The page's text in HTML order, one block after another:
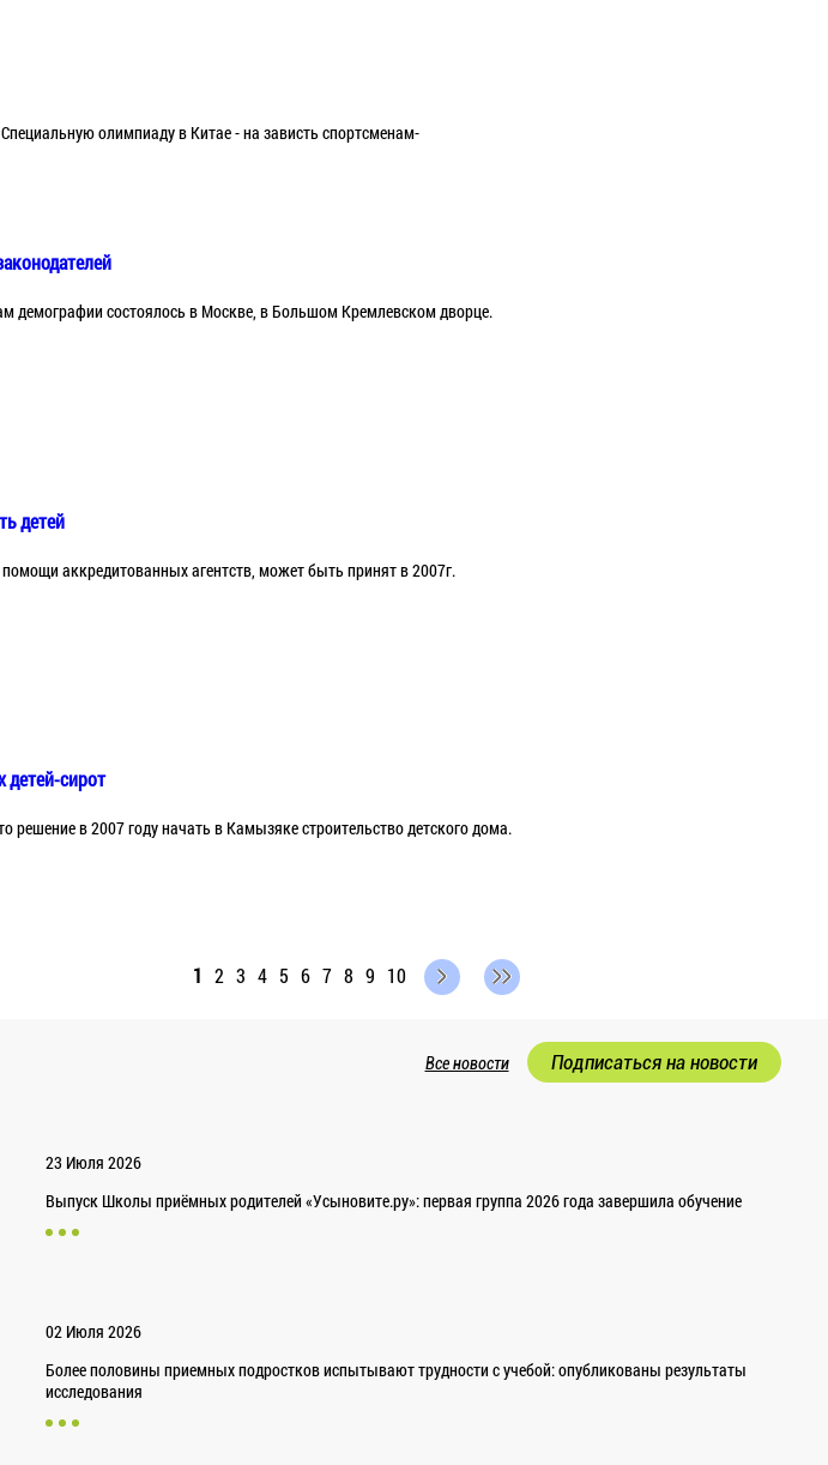
олимпиаду в Китае - на зависть спортсменам-
демографии состоялось в Москве, в Большом Кремлевском дворце.
детей
аккредитованных агентств, может быть принят в 2007г.
детей-сирот
в 2007 году начать в Камызяке строительство детского дома.
1 2 3 4 5 6 7 8 9 10
Все новости Подписаться на новости
23 Июля 2026
Выпуск Школы приёмных родителей «Усыновите.ру»: первая группа 2026 года завершила обучение
02 Июля 2026
Более половины приемных подростков испытывают трудности с учебой: опубликованы результаты
исследования